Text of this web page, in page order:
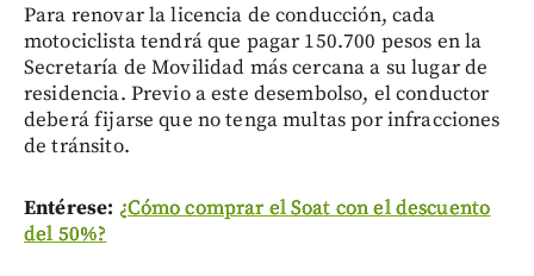
Para renovar la licencia de conducción, cada
motociclista tendrá que pagar 150.700 pesos en la
Secretaría de Movilidad más cercana a su lugar de
residencia. Previo a este desembolso, el conductor
deberá fijarse que no tenga multas por infracciones
de tránsito.
Entérese: ¿Cómo comprar el Soat con el descuento
del 50%?